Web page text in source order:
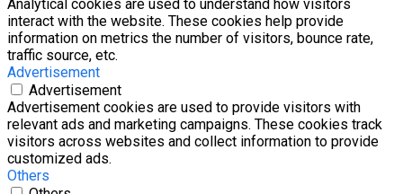
Analytical cookies are used to understand how visitors
interact with the website. These cookies help provide
information on metrics the number of visitors, bounce rate,
traffic source, etc.
Advertisement
Advertisement
Advertisement cookies are used to provide visitors with
relevant ads and marketing campaigns. These cookies track
visitors across websites and collect information to provide
customized ads.
Others